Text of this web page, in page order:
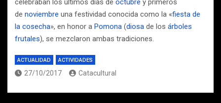
celebraban los últimos días de octubre y primeros
de noviembre una festividad conocida como la «fiesta de
la cosecha», en honor a Pomona (diosa de los árboles
frutales), se mezclaron ambas tradiciones.
ACTUALIDAD ACTIVIDADES
27/10/2017 Catacultural